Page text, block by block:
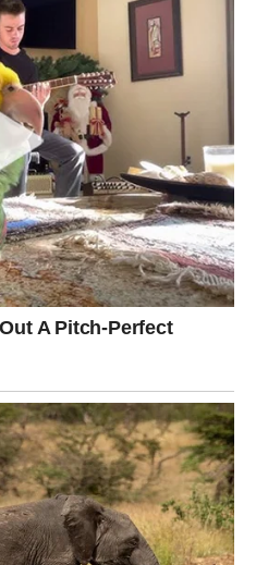
u sebi. Ljudi su ih izdavali,
kada su najviše volele.
dalje.
Škorpije konačno dobiti ono
neverovatnu snagu,
iz pepela.
njihov život sa kajanjem.
iz prošlosti. Ali sada
šta želi, a šta više nikada
se menja. Mnogi
bi da dožive veliki uspeh,
koji dolazi kada su skoro